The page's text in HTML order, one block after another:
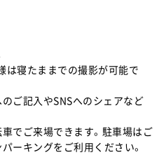
寝たままでの撮影が可能で
ご記入やSNSへのシェアなど
でご来場できます。駐車場はご
ーキングをご利用ください。